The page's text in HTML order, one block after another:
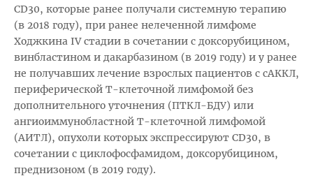
CD30, которые ранее получали системную терапию
(в 2018 году), при ранее нелеченной лимфоме
Ходжкина IV стадии в сочетании с доксорубицином,
винбластином и дакарбазином (в 2019 году) и у ранее
не получавших лечение взрослых пациентов с сАККЛ,
периферической Т-клеточной лимфомой без
дополнительного уточнения (ПТКЛ-БДУ) или
ангиоиммунобластной Т-клеточной лимфомой
(АИТЛ), опухоли которых экспрессируют CD30, в
сочетании с циклофосфамидом, доксорубицином,
преднизоном (в 2019 году).